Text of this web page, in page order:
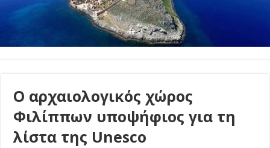
Ο αρχαιολογικός χώρος
Φιλίππων υποψήφιος για τη
λίστα της Unesco